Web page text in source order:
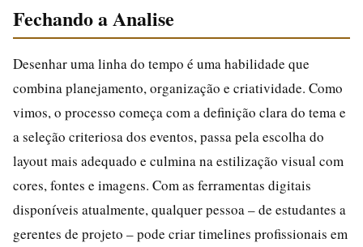
Fechando a Analise
Desenhar uma linha do tempo é uma habilidade que
combina planejamento, organização e criatividade. Como
vimos, o processo começa com a definição clara do tema e
a seleção criteriosa dos eventos, passa pela escolha do
layout mais adequado e culmina na estilização visual com
cores, fontes e imagens. Com as ferramentas digitais
disponíveis atualmente, qualquer pessoa – de estudantes a
gerentes de projeto – pode criar timelines profissionais em